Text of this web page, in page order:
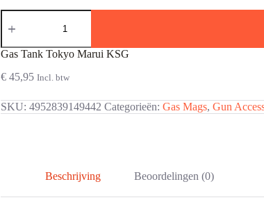
Gas
Tank
Marui
aantal
Gas Tank Tokyo Marui KSG
€ 45,95 Incl. btw
SKU:4952839149442 Categorieën:Gas Mags,Gun
Beschrijving Beoordelingen (0)